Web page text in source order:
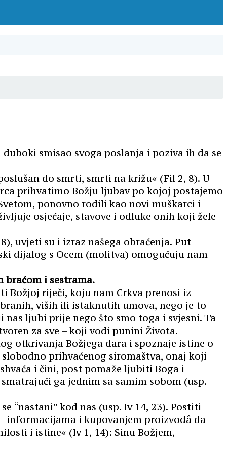
smisao svoga poslanja i poziva ih da se
do smrti, smrti na križu« (Fil 2, 8). U
prihvatimo Božju ljubav po kojoj postajemo
ponovno rodili kao novi muškarci i
osjećaje, stavove i odluke onih koji žele
uvjeti su i izraz našega obraćenja. Put
dijalog s Ocem (molitva) omogućuju nam
braćom i sestrama.
riječi, koju nam Crkva prenosi iz
viših ili istaknutih umova, nego je to
ljubi prije nego što smo toga i svjesni. Ta
za sve – koji vodi punini Života.
otkrivanja Božjega dara i spoznaje istine o
prihvaćenog siromaštva, onaj koji
i čini, post pomaže ljubiti Boga i
ga jednim sa samim sobom (usp.
“nastani” kod nas (usp. Iv 14, 23). Postiti
informacijama i kupovanjem proizvodâ da
i istine« (Iv 1, 14): Sinu Božjem,